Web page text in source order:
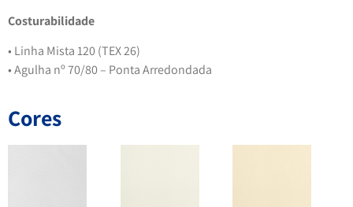
Costurabilidade
• Linha Mista 120 (TEX 26)
• Agulha nº 70/80 – Ponta Arredondada
Cores